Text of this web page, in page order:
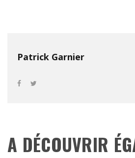
Patrick Garnier
A DÉCOUVRIR